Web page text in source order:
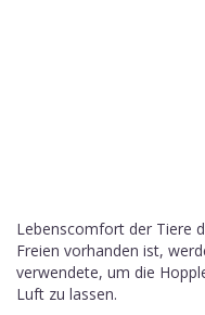
Lebenscomfort der Tiere
Freien vorhanden ist,
verwendete, um die
Luft zu lassen.